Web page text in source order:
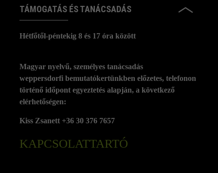
TÁMOGATÁS ÉS TANÁCSADÁS
Hétfőtől-péntekig 8 és 17 óra között
KAPCSOLATTARTÓ
Magyar nyelvű, személyes tanácsadás
weppersdorfi bemutatókertünkben előzetes, telefonon
történő időpont egyeztetés alapján, a következő
elérhetőségen:
Kiss Zsanett +36 30 376 7657